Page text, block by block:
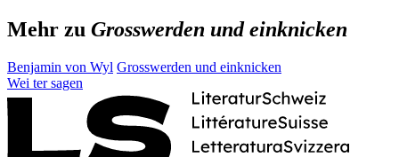
Mehr zu Grosswerden und einknicken
Benjamin von Wyl Grosswerden und einknicken
Wei ter sagen